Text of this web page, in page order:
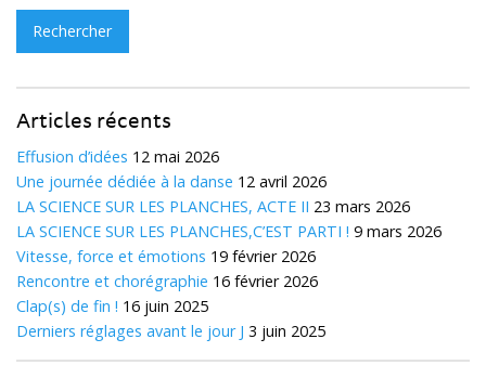
Articles récents
Effusion d’idées 12 mai 2026
Une journée dédiée à la danse 12 avril 2026
LA SCIENCE SUR LES PLANCHES, ACTE II 23 mars 2026
LA SCIENCE SUR LES PLANCHES,C’EST PARTI ! 9 mars 2026
Vitesse, force et émotions 19 février 2026
Rencontre et chorégraphie 16 février 2026
Clap(s) de fin ! 16 juin 2025
Derniers réglages avant le jour J 3 juin 2025